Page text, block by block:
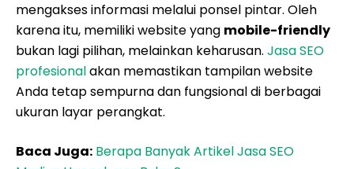
mengakses informasi melalui ponsel pintar. Oleh
karena itu, memiliki website yang mobile-friendly
bukan lagi pilihan, melainkan keharusan. Jasa SEO
profesionalakan memastikan tampilan website
Anda tetap sempurna dan fungsional di berbagai
ukuran layar perangkat.
Baca Juga: Berapa Banyak Artikel Jasa SEO